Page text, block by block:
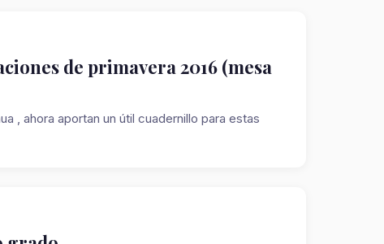
de primavera 2016 (mesa
, ahora aportan un útil cuadernillo para estas